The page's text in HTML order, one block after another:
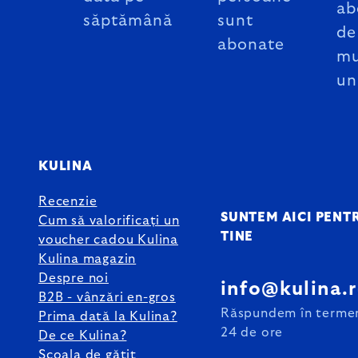
săptămână
sunt
abonate
KULINA
Recenzie
Cum să valorificați un
voucher cadou Kulina
Kulina magazin
Despre noi
B2B - vânzări en-gros
Prima dată la Kulina?
De ce Kulina?
Școala de gătit
SUNTEM AICI
TINE
Răspundem în
24 de ore